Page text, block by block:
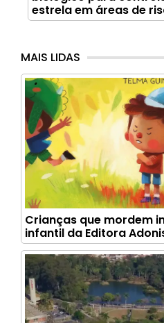
estrela em áreas de
MAIS LIDAS
Crianças que mordem
infantil da Editora